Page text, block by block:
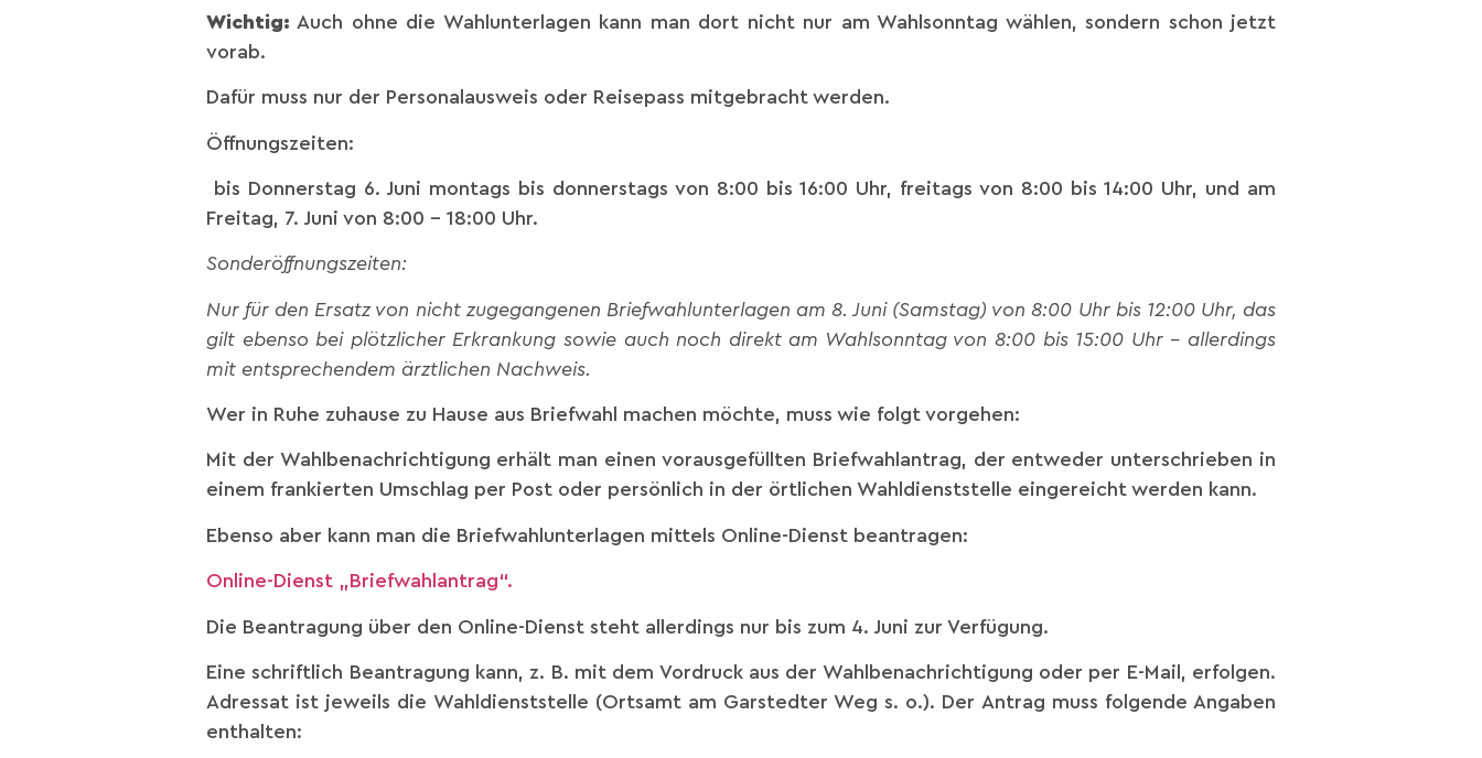
Wichtig: Auch ohne die Wahlunterlagen kann man dort nicht nur am Wahlsonntag wählen, sondern schon jetzt
vorab.
Dafür muss nur der Personalausweis oder Reisepass mitgebracht werden.
Öffnungszeiten:
bis Donnerstag 6. Juni montags bis donnerstags von 8:00 bis 16:00 Uhr, freitags von 8:00 bis 14:00 Uhr, und am
Freitag, 7. Juni von 8:00 – 18:00 Uhr.
Sonderöffnungszeiten:
Nur für den Ersatz von nicht zugegangenen Briefwahlunterlagen am 8. Juni (Samstag) von 8:00 Uhr bis 12:00 Uhr, das
gilt ebenso bei plötzlicher Erkrankung sowie auch noch direkt am Wahlsonntag von 8:00 bis 15:00 Uhr – allerdings
mit entsprechendem ärztlichen Nachweis.
Wer in Ruhe zuhause zu Hause aus Briefwahl machen möchte, muss wie folgt vorgehen:
Mit der Wahlbenachrichtigung erhält man einen vorausgefüllten Briefwahlantrag, der entweder unterschrieben in
einem frankierten Umschlag per Post oder persönlich in der örtlichen Wahldienststelle eingereicht werden kann.
Ebenso aber kann man die Briefwahlunterlagen mittels Online-Dienst beantragen:
Online-Dienst „Briefwahlantrag“.
Die Beantragung über den Online-Dienst steht allerdings nur bis zum 4. Juni zur Verfügung.
Eine schriftlich Beantragung kann, z. B. mit dem Vordruck aus der Wahlbenachrichtigung oder per E-Mail, erfolgen.
Adressat ist jeweils die Wahldienststelle (Ortsamt am Garstedter Weg s. o.). Der Antrag muss folgende Angaben
enthalten: